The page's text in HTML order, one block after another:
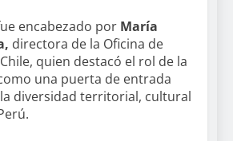
encabezado por María
directora de la Oficina de
quien destacó el rol de la
una puerta de entrada
diversidad territorial, cultural